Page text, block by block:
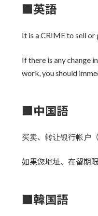
■英語
It is a CRIME to sell or
If there is any change
work, you should
■中国語
买卖、转让银行帐户
如果您地址、在留期
■韓国語